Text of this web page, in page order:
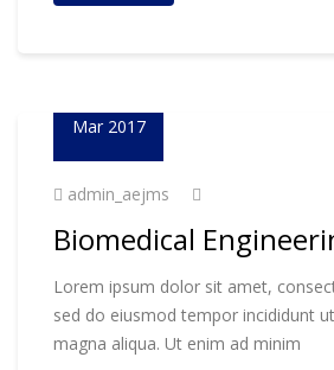
Mar 2017
admin_aejms
Biomedical
Lorem ipsum dolor sit amet,
sed do eiusmod tempor incididunt
magna aliqua. Ut enim ad minim